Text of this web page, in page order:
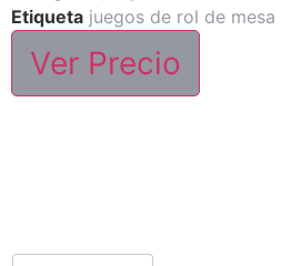
Etiqueta juegos de rol de mesa
Ver Precio